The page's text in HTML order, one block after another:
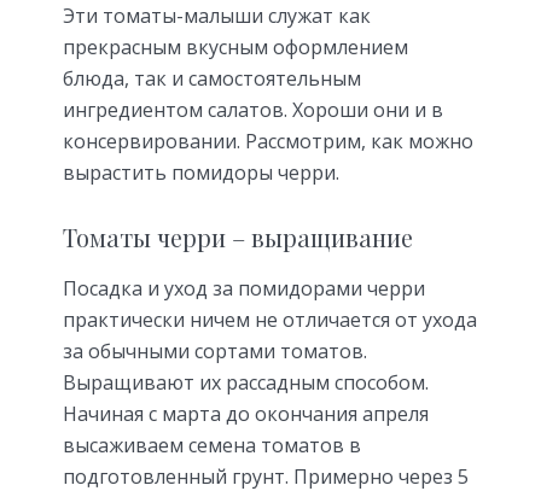
Эти томаты-малыши служат как
прекрасным вкусным оформлением
блюда, так и самостоятельным
ингредиентом салатов. Хороши они и в
консервировании. Рассмотрим, как можно
вырастить помидоры черри.
Томаты черри – выращивание
Посадка и уход за помидорами черри
практически ничем не отличается от ухода
за обычными сортами томатов.
Выращивают их рассадным способом.
Начиная с марта до окончания апреля
высаживаем семена томатов в
подготовленный грунт. Примерно через 5